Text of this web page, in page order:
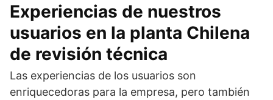
Experiencias de nuestros
usuarios en la planta Chilena
de revisión técnica
Las experiencias de los usuarios son
enriquecedoras para la empresa, pero también